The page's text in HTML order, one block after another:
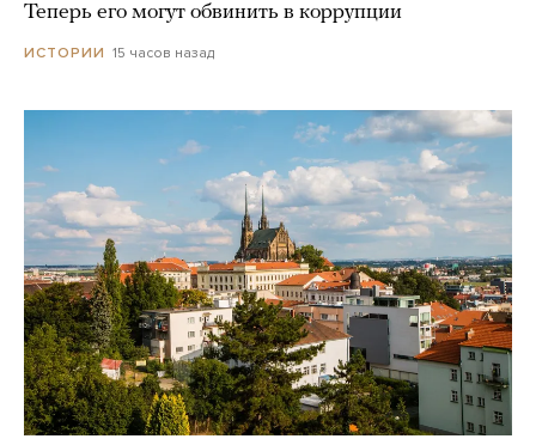
Теперь его могут обвинить в коррупции
ИСТОРИИ 15 часов назад